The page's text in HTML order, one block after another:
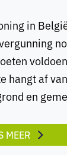
in
hangt af
en
De
tot
MEER